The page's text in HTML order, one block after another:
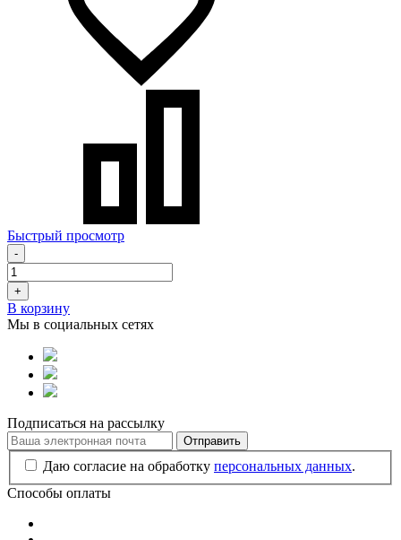
Быстрый просмотр
-
+
В корзину
Мы в социальных сетях
Подписаться на рассылку
Отправить
Даю согласие на обработку персональных данных.
Способы оплаты